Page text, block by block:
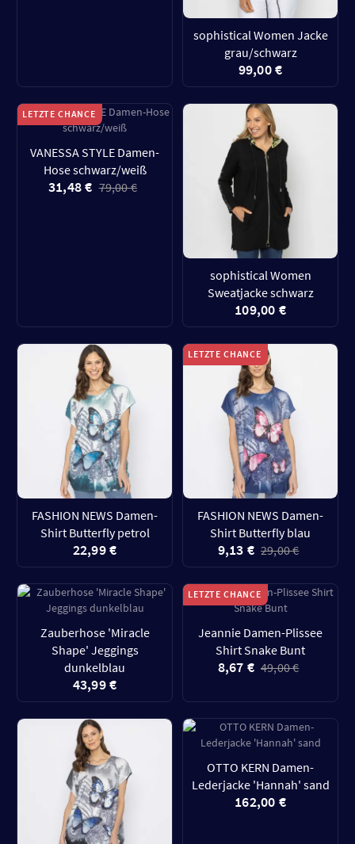
sophistical Women Jacke
grau/schwarz
99,00 €
LETZTE CHANCE
VANESSA STYLE Damen-
Hose schwarz/weiß
31,48 € 79,00 €
sophistical Women
Sweatjacke schwarz
109,00 €
FASHION NEWS Damen-
Shirt Butterfly petrol
22,99 €
LETZTE CHANCE
FASHION NEWS Damen-
Shirt Butterfly blau
9,13 € 29,00 €
Zauberhose 'Miracle
Shape' Jeggings
dunkelblau
43,99 €
LETZTE CHANCE
Jeannie Damen-Plissee
Shirt Snake Bunt
8,67 € 49,00 €
OTTO KERN Damen-
Lederjacke 'Hannah' sand
162,00 €